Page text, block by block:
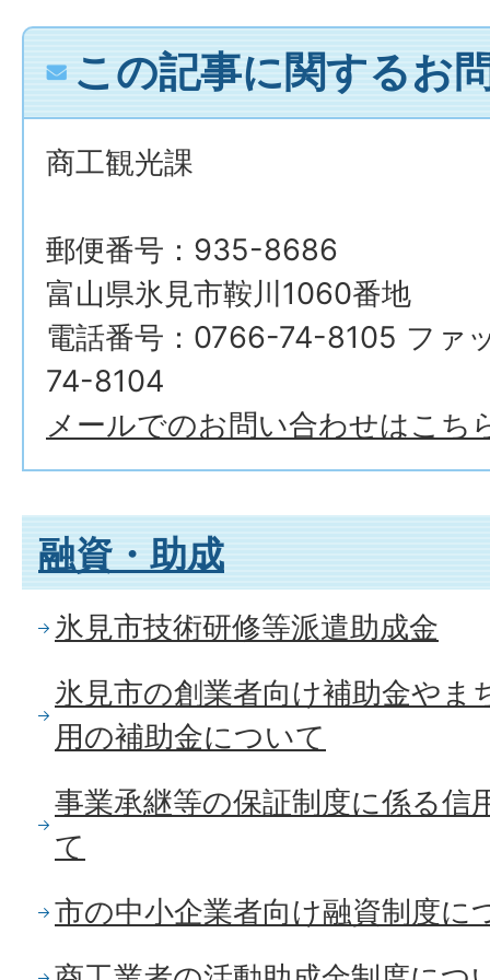
この記事に関するお
商工観光課
郵便番号：935-8686
富山県氷見市鞍川1060番地
電話番号：0766-74-8105 ファ
74-8104
メールでのお問い合わせはこち
融資・助成
氷見市技術研修等派遣助成金
氷見市の創業者向け補助金やま
用の補助金について
事業承継等の保証制度に係る信
て
市の中小企業者向け融資制度に